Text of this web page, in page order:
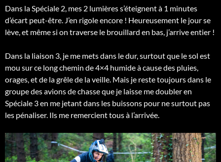
Dans la Spéciale 2, mes 2 lumières s’éteignent à 1 minutes
d’écart peut-être. J’en rigole encore ! Heureusement le jour se
lève, et même si on traverse le brouillard en bas, j’arrive entier !
Dans la liaison 3, je me mets dans le dur, surtout que le sol est
mou sur ce long chemin de 4×4 humide à cause des pluies,
orages, et de la grêle de la veille. Mais je reste toujours dans le
groupe des avions de chasse que je laisse me doubler en
Spéciale 3 en me jetant dans les buissons pour ne surtout pas
les pénaliser. Ils me remercient tous à l’arrivée.